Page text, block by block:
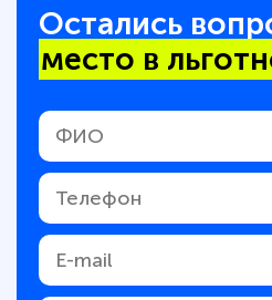
Остались
место в